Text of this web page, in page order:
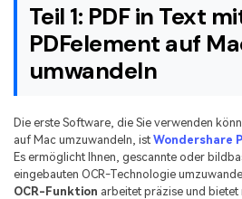
Teil 1: PDF in Text
PDFelement auf
umwandeln
Die erste Software, die Sie verwenden
auf Mac umzuwandeln, ist Wondershare
Es ermöglicht Ihnen, gescannte oder
eingebauten OCR-Technologie
OCR-Funktion arbeitet präzise und bietet